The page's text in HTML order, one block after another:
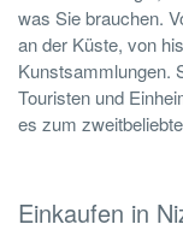
was Sie brauchen.
an der Küste, von
Kunstsammlungen.
Touristen und
es zum
Einkaufen in